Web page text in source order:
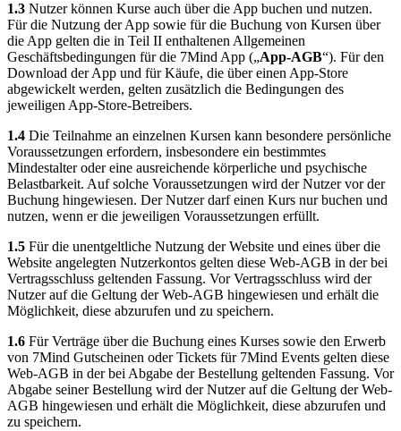
1.3 Nutzer können Kurse auch über die App buchen und nutzen.
Für die Nutzung der App sowie für die Buchung von Kursen über
die App gelten die in Teil II enthaltenen Allgemeinen
Geschäftsbedingungen für die 7Mind App („App-AGB“). Für den
Download der App und für Käufe, die über einen App-Store
abgewickelt werden, gelten zusätzlich die Bedingungen des
jeweiligen App-Store-Betreibers.
1.4 Die Teilnahme an einzelnen Kursen kann besondere persönliche
Voraussetzungen erfordern, insbesondere ein bestimmtes
Mindestalter oder eine ausreichende körperliche und psychische
Belastbarkeit. Auf solche Voraussetzungen wird der Nutzer vor der
Buchung hingewiesen. Der Nutzer darf einen Kurs nur buchen und
nutzen, wenn er die jeweiligen Voraussetzungen erfüllt.
1.5 Für die unentgeltliche Nutzung der Website und eines über die
Website angelegten Nutzerkontos gelten diese Web-AGB in der bei
Vertragsschluss geltenden Fassung. Vor Vertragsschluss wird der
Nutzer auf die Geltung der Web-AGB hingewiesen und erhält die
Möglichkeit, diese abzurufen und zu speichern.
1.6 Für Verträge über die Buchung eines Kurses sowie den Erwerb
von 7Mind Gutscheinen oder Tickets für 7Mind Events gelten diese
Web-AGB in der bei Abgabe der Bestellung geltenden Fassung. Vor
Abgabe seiner Bestellung wird der Nutzer auf die Geltung der Web-
AGB hingewiesen und erhält die Möglichkeit, diese abzurufen und
zu speichern.